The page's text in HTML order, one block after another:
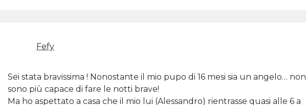
Fefy
Sei stata bravissima ! Nonostante il mio pupo di 16 mesi sia un angelo… non
sono più capace di fare le notti brave!
Ma ho aspettato a casa che il mio lui (Alessandro) rientrasse quasi alle 6 a